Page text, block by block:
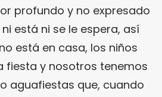
profundo y no expresado
está ni se le espera, así
está en casa, los niños
fiesta y nosotros tenemos
aguafiestas que, cuando